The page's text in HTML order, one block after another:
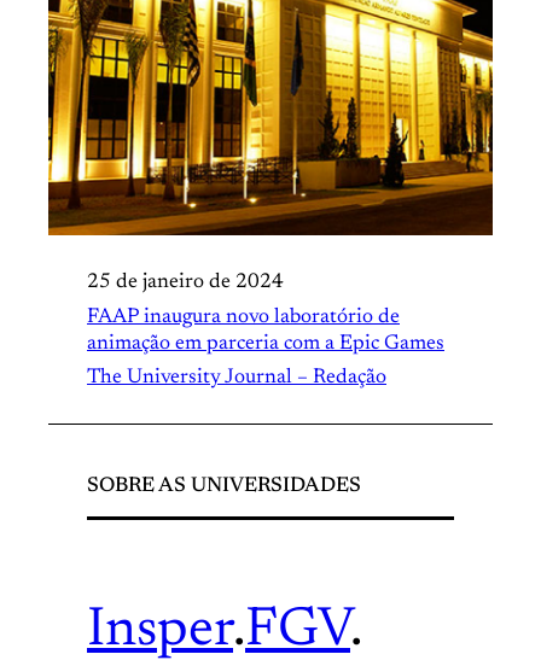
25 de janeiro de 2024
FAAP inaugura novo laboratório de
animação em parceria com a Epic Games
The University Journal – Redação
SOBRE AS UNIVERSIDADES
Insper.FGV.